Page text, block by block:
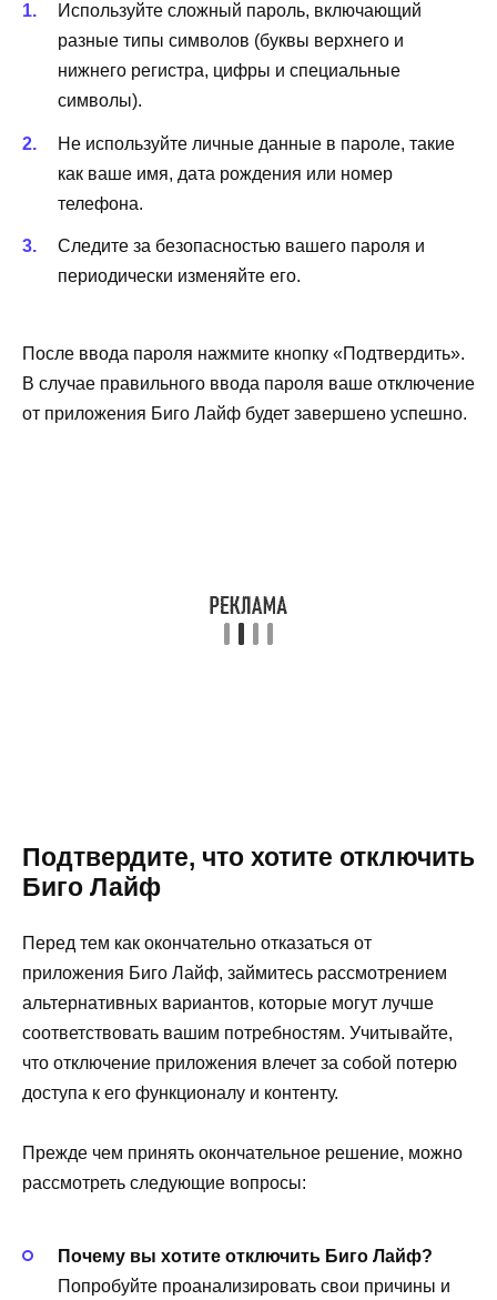
Используйте сложный пароль, включающий
разные типы символов (буквы верхнего и
нижнего регистра, цифры и специальные
символы).
Не используйте личные данные в пароле, такие
как ваше имя, дата рождения или номер
телефона.
Следите за безопасностью вашего пароля и
периодически изменяйте его.
После ввода пароля нажмите кнопку «Подтвердить».
В случае правильного ввода пароля ваше отключение
от приложения Биго Лайф будет завершено успешно.
Подтвердите, что хотите отключить
Биго Лайф
Перед тем как окончательно отказаться от
приложения Биго Лайф, займитесь рассмотрением
альтернативных вариантов, которые могут лучше
соответствовать вашим потребностям. Учитывайте,
что отключение приложения влечет за собой потерю
доступа к его функционалу и контенту.
Прежде чем принять окончательное решение, можно
рассмотреть следующие вопросы:
Почему вы хотите отключить Биго Лайф?
Попробуйте проанализировать свои причины и